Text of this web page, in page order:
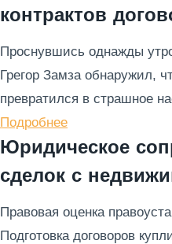
контрактов
Проснувшись однажды
Грегор Замза обнаружил,
превратился в страшное
Подробнее
Юридическое
сделок с
Правовая оценка
Подготовка договоров